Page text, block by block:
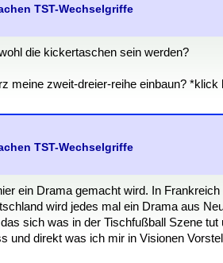
TST-Wechselgriffe
die kickertaschen sein werden?
meine zweit-dreier-reihe einbaun? *klick
TST-Wechselgriffe
ein Drama gemacht wird. In
wird jedes mal ein Drama aus
sich was in der Tischfußball Szene
und direkt was ich mir in Visionen